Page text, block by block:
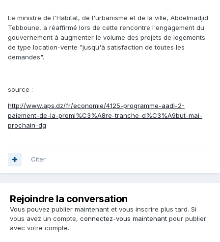
Le ministre de l'Habitat, de l'urbanisme et de la ville, Abdelmadjid
Tebboune, a réaffirmé lors de cette rencontre l'engagement du
gouvernement à augmenter le volume des projets de logements
de type location-vente "jusqu'à satisfaction de toutes les
demandes".
source :
http://www.aps.dz/fr/economie/4125-programme-aadl-2-
paiement-de-la-premi%C3%A8re-tranche-d%C3%A9but-mai-
prochain-dg
Citer
Rejoindre la conversation
Vous pouvez publier maintenant et vous inscrire plus tard. Si
vous avez un compte, connectez-vous maintenant pour publier
avec votre compte.